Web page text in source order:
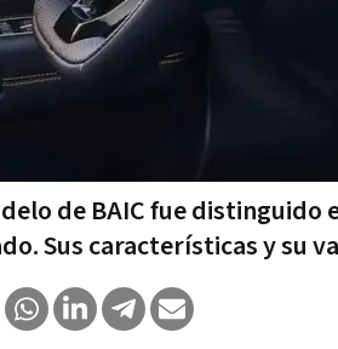
de BAIC fue distinguido
Sus características y su